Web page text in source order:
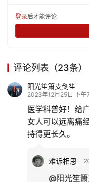
登录后才能评论
评论列表（23条）
阳光笙箫支剑笙
2023年12月25日 下午
医学科普好！给
女人可以远离痛
持得更长久。
难诉相思
@阳光笙